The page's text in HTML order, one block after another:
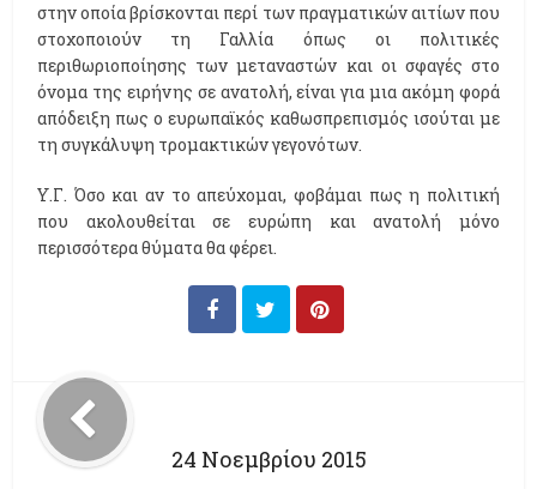
στην οποία βρίσκονται περί των πραγματικών αιτίων που
στοχοποιούν τη Γαλλία όπως οι πολιτικές
περιθωριοποίησης των μεταναστών και οι σφαγές στο
όνομα της ειρήνης σε ανατολή, είναι για μια ακόμη φορά
απόδειξη πως ο ευρωπαϊκός καθωσπρεπισμός ισούται με
τη συγκάλυψη τρομακτικών γεγονότων.
Υ.Γ. Όσο και αν το απεύχομαι, φοβάμαι πως η πολιτική
που ακολουθείται σε ευρώπη και ανατολή μόνο
περισσότερα θύματα θα φέρει.
24 Νοεμβρίου 2015